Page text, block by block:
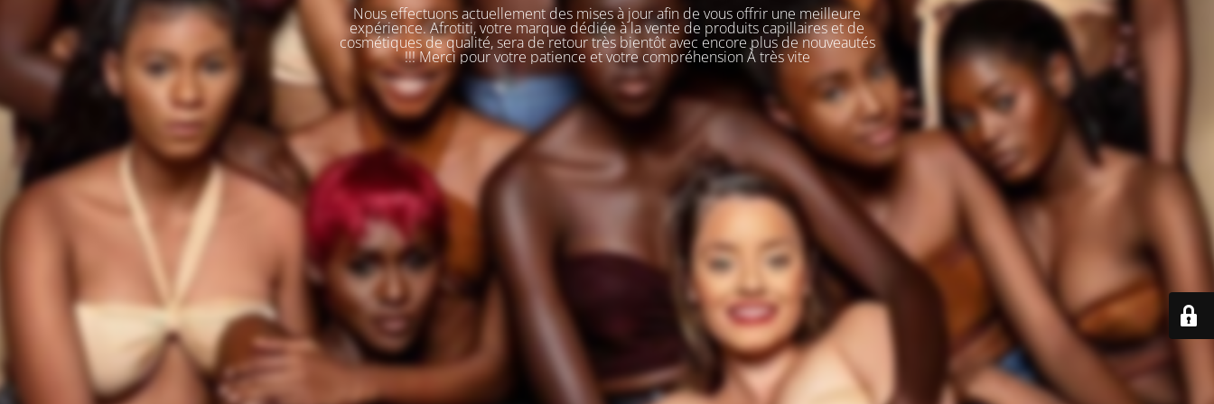
Nous effectuons actuellement des mises à jour afin de vous offrir une meilleure
expérience. Afrotiti, votre marque dédiée à la vente de produits capillaires et de
cosmétiques de qualité, sera de retour très bientôt avec encore plus de nouveautés
!!! Merci pour votre patience et votre compréhension À très vite